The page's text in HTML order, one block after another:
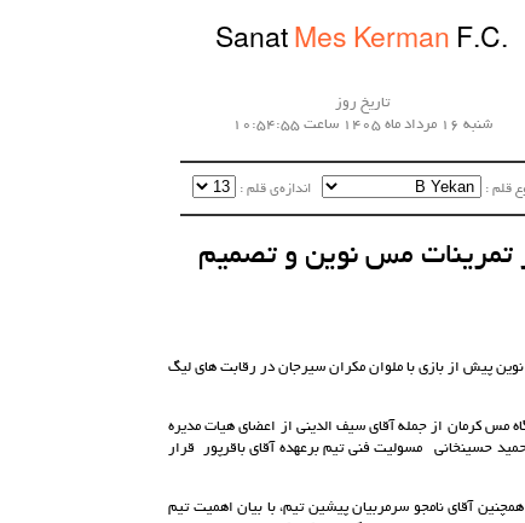
Sanat Mes Kerman F.C.
تاریخ روز
شنبه 16 مرداد ماه 1405 ساعت 10:54:55
قلم :‌ اندازه‌ی قلم :‌
تمرینات مس نوین و تصمیم
پیش از بازی با ملوان مکران سیرجان در رقابت های لیگ
مس کرمان از جمله آقای سیف الدینی از اعضای هیات مدیره
حسینخانی مسولیت فنی تیم برعهده آقای باقرپور قرار
آقای نامجو سرمربیان پیشین تیم، با بیان اهمیت تیم